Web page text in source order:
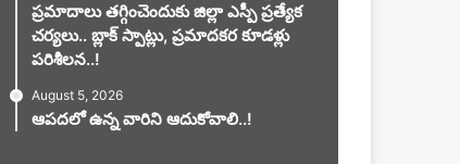
ప్రమాదాలు తగ్గించెందుకు జిల్లా ఎస్పీ ప్రత్యేక
చర్యలు.. బ్లాక్ స్పాట్లు, ప్రమాదకర కూడళ్లు
పరిశీలన..!
August 5, 2026
ఆపదలో ఉన్న వారిని ఆదుకోవాలి..!